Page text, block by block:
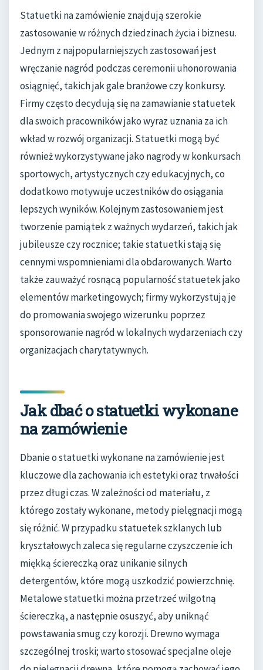
Statuetki na zamówienie znajdują szerokie
zastosowanie w różnych dziedzinach życia i biznesu.
Jednym z najpopularniejszych zastosowań jest
wręczanie nagród podczas ceremonii uhonorowania
osiągnięć, takich jak gale branżowe czy konkursy.
Firmy często decydują się na zamawianie statuetek
dla swoich pracowników jako wyraz uznania za ich
wkład w rozwój organizacji. Statuetki mogą być
również wykorzystywane jako nagrody w konkursach
sportowych, artystycznych czy edukacyjnych, co
dodatkowo motywuje uczestników do osiągania
lepszych wyników. Kolejnym zastosowaniem jest
tworzenie pamiątek z ważnych wydarzeń, takich jak
jubileusze czy rocznice; takie statuetki stają się
cennymi wspomnieniami dla obdarowanych. Warto
także zauważyć rosnącą popularność statuetek jako
elementów marketingowych; firmy wykorzystują je
do promowania swojego wizerunku poprzez
sponsorowanie nagród w lokalnych wydarzeniach czy
organizacjach charytatywnych.
Jak dbać o statuetki wykonane
na zamówienie
Dbanie o statuetki wykonane na zamówienie jest
kluczowe dla zachowania ich estetyki oraz trwałości
przez długi czas. W zależności od materiału, z
którego zostały wykonane, metody pielęgnacji mogą
się różnić. W przypadku statuetek szklanych lub
kryształowych zaleca się regularne czyszczenie ich
miękką ściereczką oraz unikanie silnych
detergentów, które mogą uszkodzić powierzchnię.
Metalowe statuetki można przetrzeć wilgotną
ściereczką, a następnie osuszyć, aby uniknąć
powstawania smug czy korozji. Drewno wymaga
szczególnej troski; warto stosować specjalne oleje